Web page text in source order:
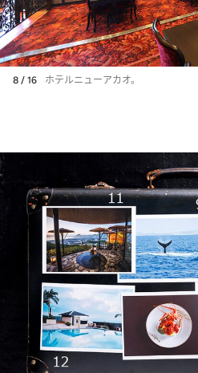
8 / 16 ホテルニューアカオ。